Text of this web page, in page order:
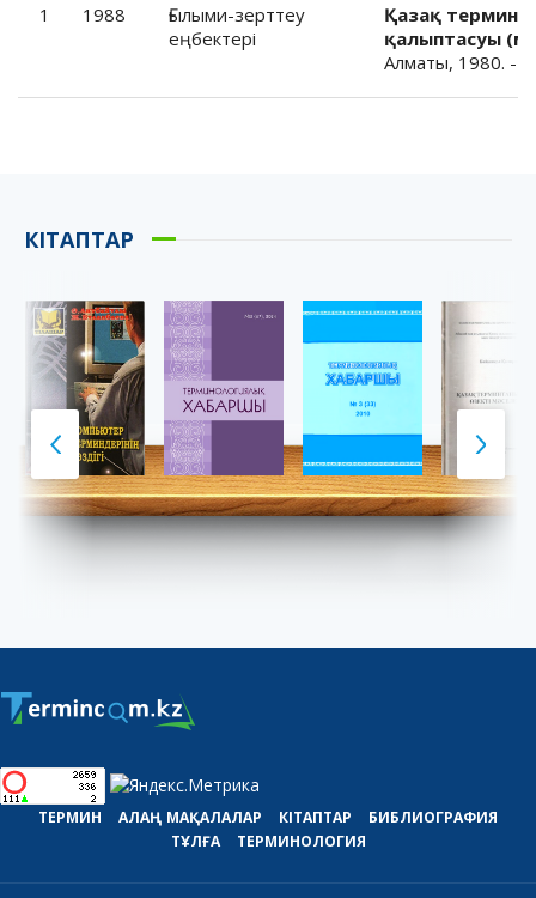
1 1988
Ғылыми-зерттеу
еңбектері
Қазақ
қалыптасуы
Алматы, 1980. -
КІТАПТАР
ТЕРМИН АЛАҢ МАҚАЛАЛАР КІТАПТАР
БИБЛИОГРАФИЯ
ТҰЛҒА
ТЕРМИНОЛОГИЯ